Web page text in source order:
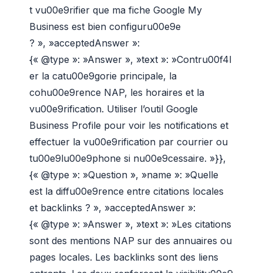
t vu00e9rifier que ma fiche Google My
Business est bien configuru00e9e
? », »acceptedAnswer »:
{« @type »: »Answer », »text »: »Contru00f4l
er la catu00e9gorie principale, la
cohu00e9rence NAP, les horaires et la
vu00e9rification. Utiliser l’outil Google
Business Profile pour voir les notifications et
effectuer la vu00e9rification par courrier ou
tu00e9lu00e9phone si nu00e9cessaire. »}},
{« @type »: »Question », »name »: »Quelle
est la diffu00e9rence entre citations locales
et backlinks ? », »acceptedAnswer »:
{« @type »: »Answer », »text »: »Les citations
sont des mentions NAP sur des annuaires ou
pages locales. Les backlinks sont des liens